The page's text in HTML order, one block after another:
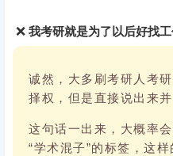
❌ 我考研就是为了以后好找
诚然，大多刷考研人考
择权，但是直接说出来并
这句话一出来，大概率
“学术混子”的标签，这